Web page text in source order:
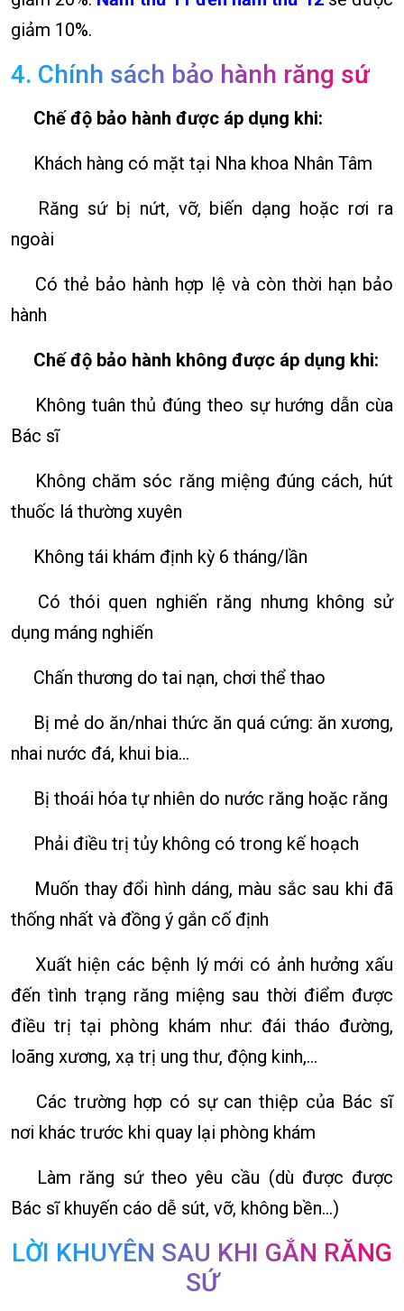
giảm 10%.
4. Chính sách bảo hành răng sứ
Chế độ bảo hành được áp dụng khi:
Khách hàng có mặt tại Nha khoa Nhân Tâm
Răng sứ bị nứt, vỡ, biến dạng hoặc rơi ra
ngoài
Có thẻ bảo hành hợp lệ và còn thời hạn bảo
hành
Chế độ bảo hành không được áp dụng khi:
Không tuân thủ đúng theo sự hướng dẫn cùa
Bác sĩ
Không chăm sóc răng miệng đúng cách, hút
thuốc lá thường xuyên
Không tái khám định kỳ 6 tháng/lần
Có thói quen nghiến răng nhưng không sử
dụng máng nghiến
Chấn thương do tai nạn, chơi thể thao
Bị mẻ do ăn/nhai thức ăn quá cứng: ăn xương,
nhai nước đá, khui bia…
Bị thoái hóa tự nhiên do nước răng hoặc răng
Phải điều trị tủy không có trong kế hoạch
Muốn thay đổi hình dáng, màu sắc sau khi đã
thống nhất và đồng ý gắn cố định
Xuất hiện các bệnh lý mới có ảnh hưởng xấu
đến tình trạng răng miệng sau thời điểm được
điều trị tại phòng khám như: đái tháo đường,
loãng xương, xạ trị ung thư, động kinh,…
Các trường hợp có sự can thiệp của Bác sĩ
nơi khác trước khi quay lại phòng khám
Làm răng sứ theo yêu cầu (dù được được
Bác sĩ khuyến cáo dễ sút, vỡ, không bền…)
LỜI KHUYÊN SAU KHI GẮN RĂNG
SỨ